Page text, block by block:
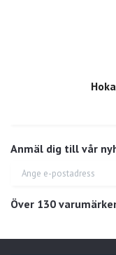
Anmäl dig till vår
Över 130